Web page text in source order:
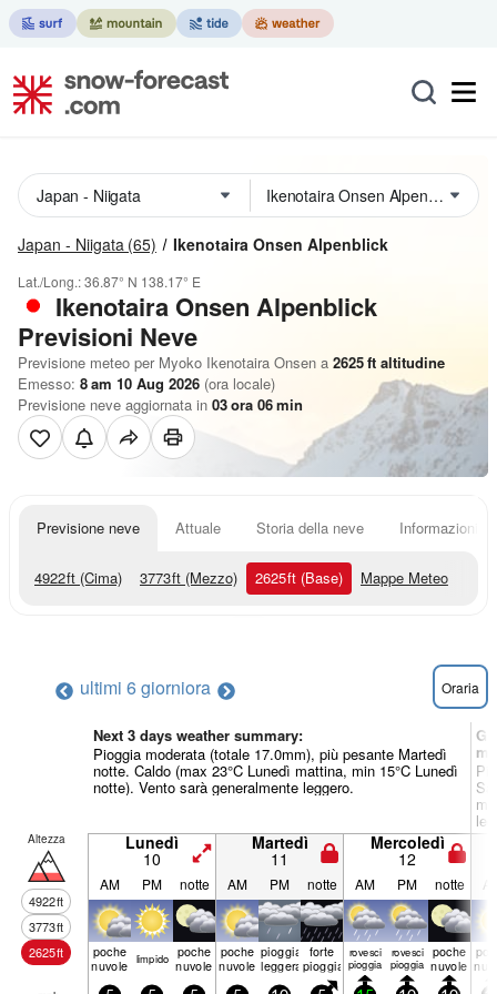
Japan - Niigata (65) Ikenotaira Onsen Alpenblick
Lat./Long.:36.87° N 138.17° E
Ikenotaira Onsen Alpenblick
Previsioni Neve
Previsione meteo per Myoko Ikenotaira Onsen a 2625ft altitudine
Emesso: 8 am 10 Aug 2026 (ora locale)
Previsione neve aggiornata in 03ora 06min
Previsione neve Attuale Storia della neve Informazioni
4922ft (Cima) 3773ft (Mezzo) 2625ft (Base) Mappe Meteo
ultimi 6 giorniora Oraria
Next 3 days weather summary:
Pioggia moderata (totale 17.0mm), più pesante Martedì
notte. Caldo (max 23°C Lunedì mattina, min 15°C Lunedì
notte). Vento sarà generalmente leggero.
Altezza
4922ft
3773ft
2625ft
Lunedì
10
Martedì
11
Mercoledì
12
AM PM notte AM PM notte AM PM notte
poche
nuvole limp­ido poche
nuvole
poche
nuvole
pioggia
leggera
forte
pioggia
rovesci
pioggia
rovesci
pioggia
poche
nuvole